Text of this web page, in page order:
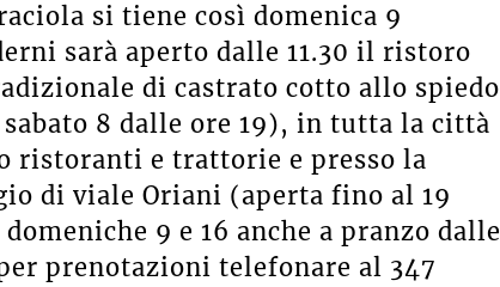
si tiene così domenica 9
sarà aperto dalle 11.30 il ristoro
di castrato cotto allo spiedo
8 dalle ore 19), in tutta la città
ristoranti e trattorie e presso la
di viale Oriani (aperta fino al 19
9 e 16 anche a pranzo dalle
prenotazioni telefonare al 347